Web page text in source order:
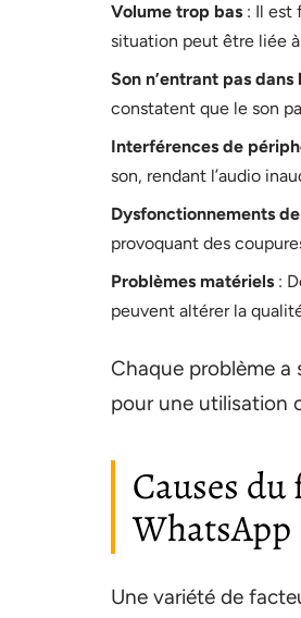
Volume trop bas : Il est
situation peut être liée à
Son n’entrant pas
constatent que le son
Interférences de
son, rendant l’audio
Dysfonctionnements
provoquant des
Problèmes matériels :
peuvent altérer la
Chaque problème a
pour une utilisation
Causes du
WhatsApp
Une variété de